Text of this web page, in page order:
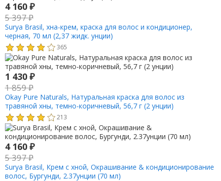
4 160 ₽
5 397₽
Surya Brasil, хна-крем, краска для волос и кондиционер,
черная, 70 мл (2,37 жидк. унции)
365
1 430 ₽
1 859₽
Okay Pure Naturals, Натуральная краска для волос из
травяной хны, темно-коричневый, 56,7 г (2 унции)
213
4 160 ₽
5 397₽
Surya Brasil, Крем с хной, Окрашивание & кондиционирование
волос, Бургунди, 2.37унции (70 мл)